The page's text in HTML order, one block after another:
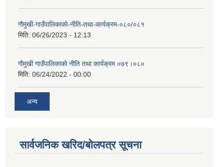
गौमुखी-गाउँपालिकाको-नीति-तथा-कार्यक्रम-०८०/०८१
मिति: 06/26/2023 - 12:13
गौमुखी गाउँपालिकाको नीति तथा कार्यक्रम ०७९।०८०
मिति: 06/24/2022 - 00:00
अन्य
सार्वजनिक खरिद/बोलपत्र सूचना